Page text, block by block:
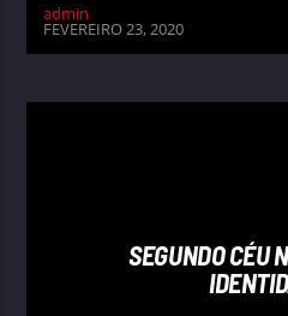
admin
FEVEREIRO 23, 2020
SEGUNDO CÉU